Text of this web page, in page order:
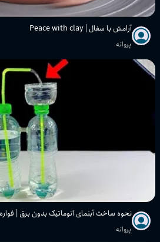
آرامش با سفال | Peace with clay
پروانه
نحوه ساخت آبنمای اتوماتیک بدون برق |
پروانه